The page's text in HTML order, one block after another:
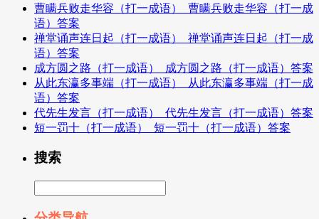
曹瞒兵败走华容（打一成语）_曹瞒兵败走华容（打一成
语）答案
禅堂诵声连日起（打一成语）_禅堂诵声连日起（打一成
语）答案
成方圆之路（打一成语）_成方圆之路（打一成语）答案
从此东瀛多事端（打一成语）_从此东瀛多事端（打一成
语）答案
代先生发言（打一成语）_代先生发言（打一成语）答案
短一罚十（打一成语）_短一罚十（打一成语）答案
搜索